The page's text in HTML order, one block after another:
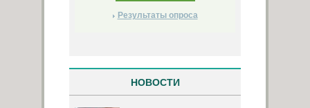
Результаты опроса
НОВОСТИ